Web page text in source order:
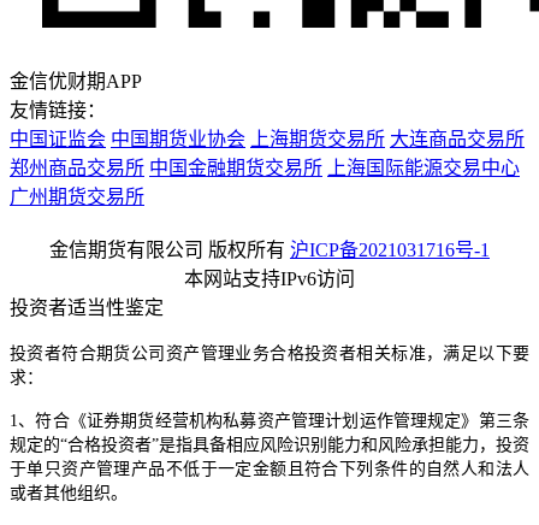
金信优财期APP
友情链接：
中国证监会 中国期货业协会 上海期货交易所 大连商品交易所
郑州商品交易所 中国金融期货交易所
上海国际能源交易中心
广州期货交易所
金信期货有限公司 版权所有 沪ICP备2021031716号-1
本网站支持IPv6访问
投资者适当性鉴定
投资者符合期货公司资产管理业务合格投资者相关标准，满足以下要
求：
1、符合《证券期货经营机构私募资产管理计划运作管理规定》第三条
规定的“合格投资者”是指具备相应风险识别能力和风险承担能力，投资
于单只资产管理产品不低于一定金额且符合下列条件的自然人和法人
或者其他组织。